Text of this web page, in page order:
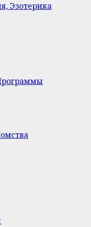
Эзотерика